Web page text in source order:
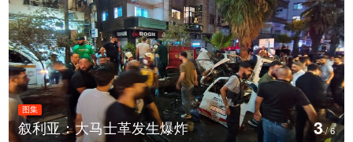
亚：大马士革发生爆炸
图集
云南
4/6